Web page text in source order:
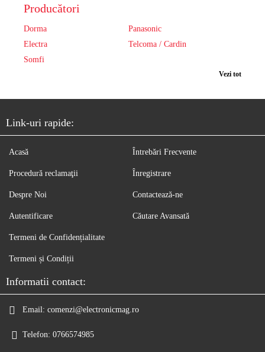
Producători
Dorma
Panasonic
Electra
Telcoma / Cardin
Somfi
Vezi tot
Link-uri rapide:
Acasă
Procedură reclamaţii
Despre Noi
Autentificare
Întrebări Frecvente
Înregistrare
Contactează-ne
Căutare Avansată
Termeni de Confidențialitate
Termeni și Condiții
Informatii contact:
Email: comenzi@electronicmag.ro
Telefon: 0766574985